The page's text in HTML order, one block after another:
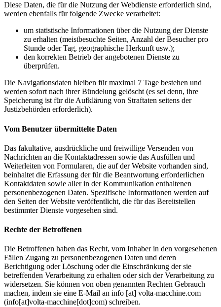
Diese Daten, die für die Nutzung der Webdienste erforderlich sind,
werden ebenfalls für folgende Zwecke verarbeitet:
um statistische Informationen über die Nutzung der Dienste
zu erhalten (meistbesuchte Seiten, Anzahl der Besucher pro
Stunde oder Tag, geographische Herkunft usw.);
den korrekten Betrieb der angebotenen Dienste zu
überprüfen.
Die Navigationsdaten bleiben für maximal 7 Tage bestehen und
werden sofort nach ihrer Bündelung gelöscht (es sei denn, ihre
Speicherung ist für die Aufklärung von Straftaten seitens der
Justizbehörden erforderlich).
Vom Benutzer übermittelte Daten
Das fakultative, ausdrückliche und freiwillige Versenden von
Nachrichten an die Kontaktadressen sowie das Ausfüllen und
Weiterleiten von Formularen, die auf der Website vorhanden sind,
beinhaltet die Erfassung der für die Beantwortung erforderlichen
Kontaktdaten sowie aller in der Kommunikation enthaltenen
personenbezogenen Daten. Spezifische Informationen werden auf
den Seiten der Website veröffentlicht, die für das Bereitstellen
bestimmter Dienste vorgesehen sind.
Rechte der Betroffenen
Die Betroffenen haben das Recht, vom Inhaber in den vorgesehenen
Fällen Zugang zu personenbezogenen Daten und deren
Berichtigung oder Löschung oder die Einschränkung der sie
betreffenden Verarbeitung zu erhalten oder sich der Verarbeitung zu
widersetzen. Sie können von oben genannten Rechten Gebrauch
machen, indem sie eine E-Mail an info [at] volta-macchine.com
(info[at]volta-macchine[dot]com) schreiben.